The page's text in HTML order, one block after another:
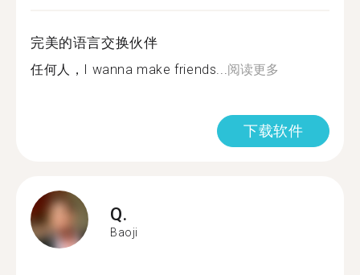
完美的语言交换伙伴
任何人，I wanna make friends...阅读更多
下载软件
Q.
Baoji